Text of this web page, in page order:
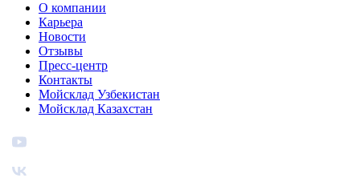
О компании
Карьера
Новости
Отзывы
Пресс-центр
Контакты
Мойсклад Узбекистан
Мойсклад Казахстан